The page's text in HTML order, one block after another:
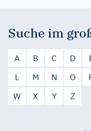
Suche im
A B C D
L
M N O
W
X Y Z